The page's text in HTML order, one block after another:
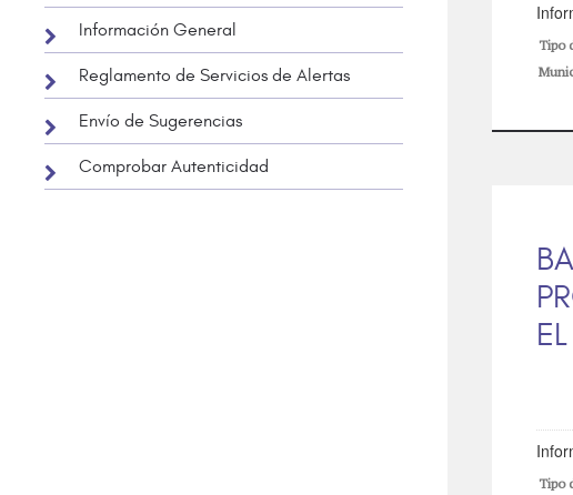
Información General
Reglamento de Servicios de Alertas
Envío de Sugerencias
Comprobar Autenticidad
Tipo
Tipo